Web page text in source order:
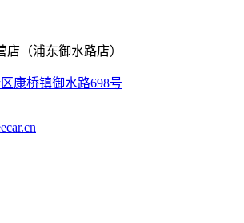
（浦东御水路店）
康桥镇御水路698号